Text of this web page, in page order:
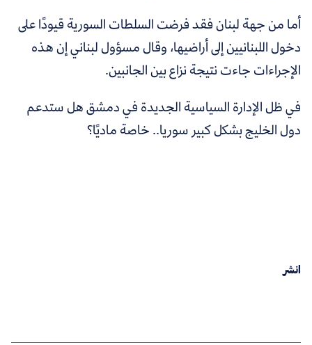
انشر
أما من جهة لبنان فقد فرضت السلطات السورية قيودًا على
دخول اللبنانيين إلى أراضيها، وقال مسؤول لبناني إن هذه
الإجراءات جاءت نتيجة نزاع بين الجانبين.
في ظل الإدارة السياسية الجديدة في دمشق هل ستدعم
دول الخليج بشكل كبير سوريا.. خاصة ماديًا؟